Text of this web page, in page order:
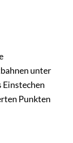
unter
Einstechen
Punkten